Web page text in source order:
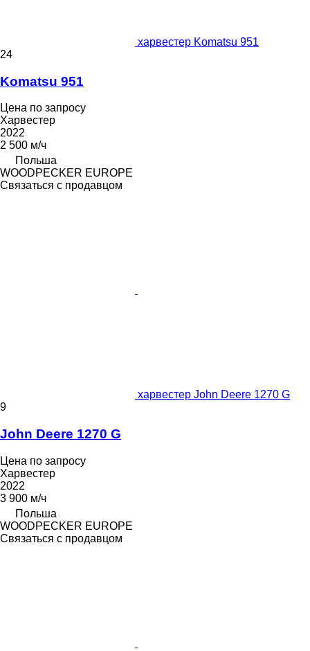
харвестер Komatsu 951
24
Komatsu 951
Цена по запросу
Харвестер
2022
2 500 м/ч
Польша
WOODPECKER EUROPE
Связаться с продавцом
харвестер John Deere 1270 G
9
John Deere 1270 G
Цена по запросу
Харвестер
2022
3 900 м/ч
Польша
WOODPECKER EUROPE
Связаться с продавцом